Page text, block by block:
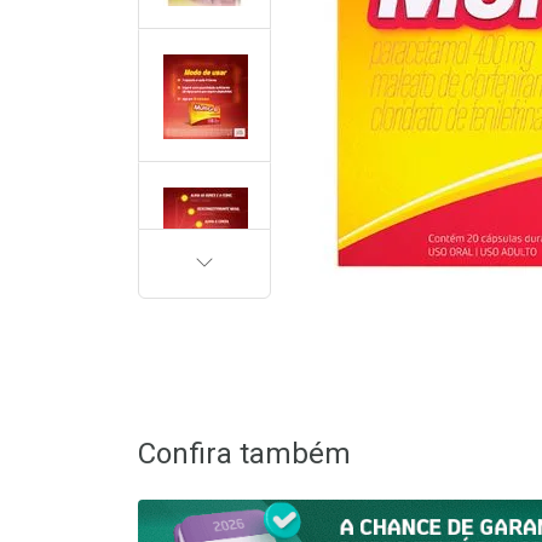
PRÓXIMA
Confira também